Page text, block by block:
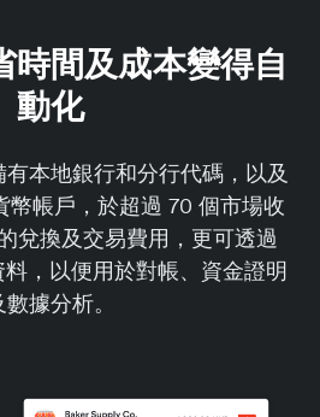
時間及成本變得自
動化
本地銀行和分行代碼，以及
幣帳戶，於超過 70 個市場收
兌換及交易費用，更可透過
，以便用於對帳、資金證明
數據分析。